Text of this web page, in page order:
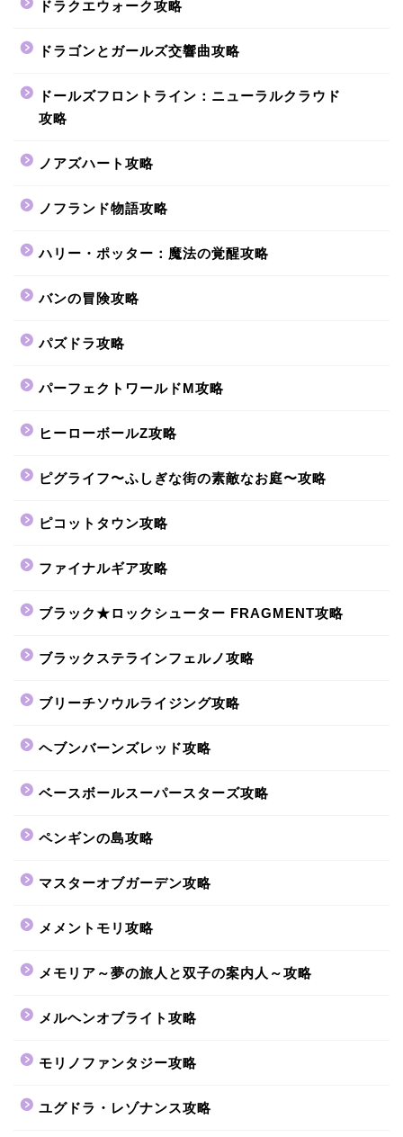
ドラクエウォーク攻略
ドラゴンとガールズ交響曲攻略
ドールズフロントライン：ニューラルクラウド
攻略
ノアズハート攻略
ノフランド物語攻略
ハリー・ポッター：魔法の覚醒攻略
バンの冒険攻略
パズドラ攻略
パーフェクトワールドM攻略
ヒーローボールZ攻略
ピグライフ〜ふしぎな街の素敵なお庭〜攻略
ピコットタウン攻略
ファイナルギア攻略
ブラック★ロックシューター FRAGMENT攻略
ブラックステラインフェルノ攻略
ブリーチソウルライジング攻略
ヘブンバーンズレッド攻略
ベースボールスーパースターズ攻略
ペンギンの島攻略
マスターオブガーデン攻略
メメントモリ攻略
メモリア～夢の旅人と双子の案内人～攻略
メルヘンオブライト攻略
モリノファンタジー攻略
ユグドラ・レゾナンス攻略